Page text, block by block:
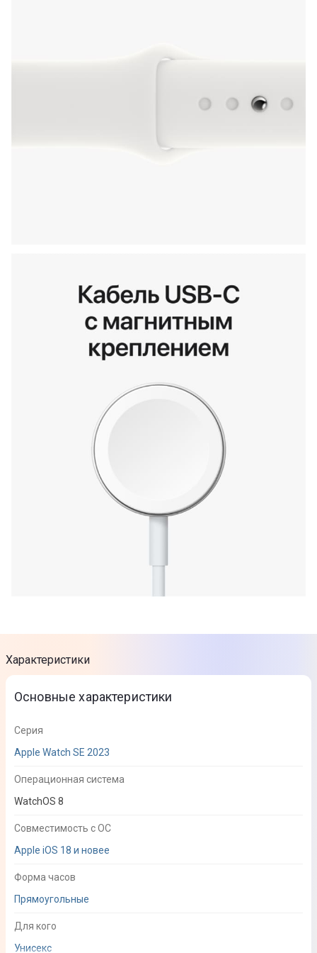
Характеристики
Основные характеристики
Серия
Apple Watch SE 2023
Операционная система
WatchOS 8
Совместимость с ОС
Apple iOS 18 и новее
Форма часов
Прямоугольные
Для кого
Унисекс